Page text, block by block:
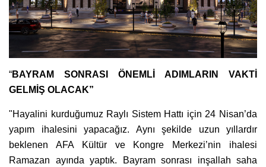
“BAYRAM SONRASI ÖNEMLİ ADIMLARIN VAKTİ
GELMİŞ OLACAK”
"Hayalini kurduğumuz Raylı Sistem Hattı için 24 Nisan’da
yapım ihalesini yapacağız. Aynı şekilde uzun yıllardır
beklenen AFA Kültür ve Kongre Merkezi’nin ihalesi
Ramazan ayında yaptık. Bayram sonrası inşallah saha